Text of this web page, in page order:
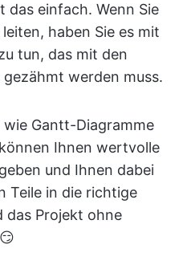
das einfach. Wenn Sie
haben Sie es mit
tun, das mit den
werden muss.
wie Gantt-Diagramme
Ihnen wertvolle
und Ihnen dabei
Teile in die richtige
das Projekt ohne